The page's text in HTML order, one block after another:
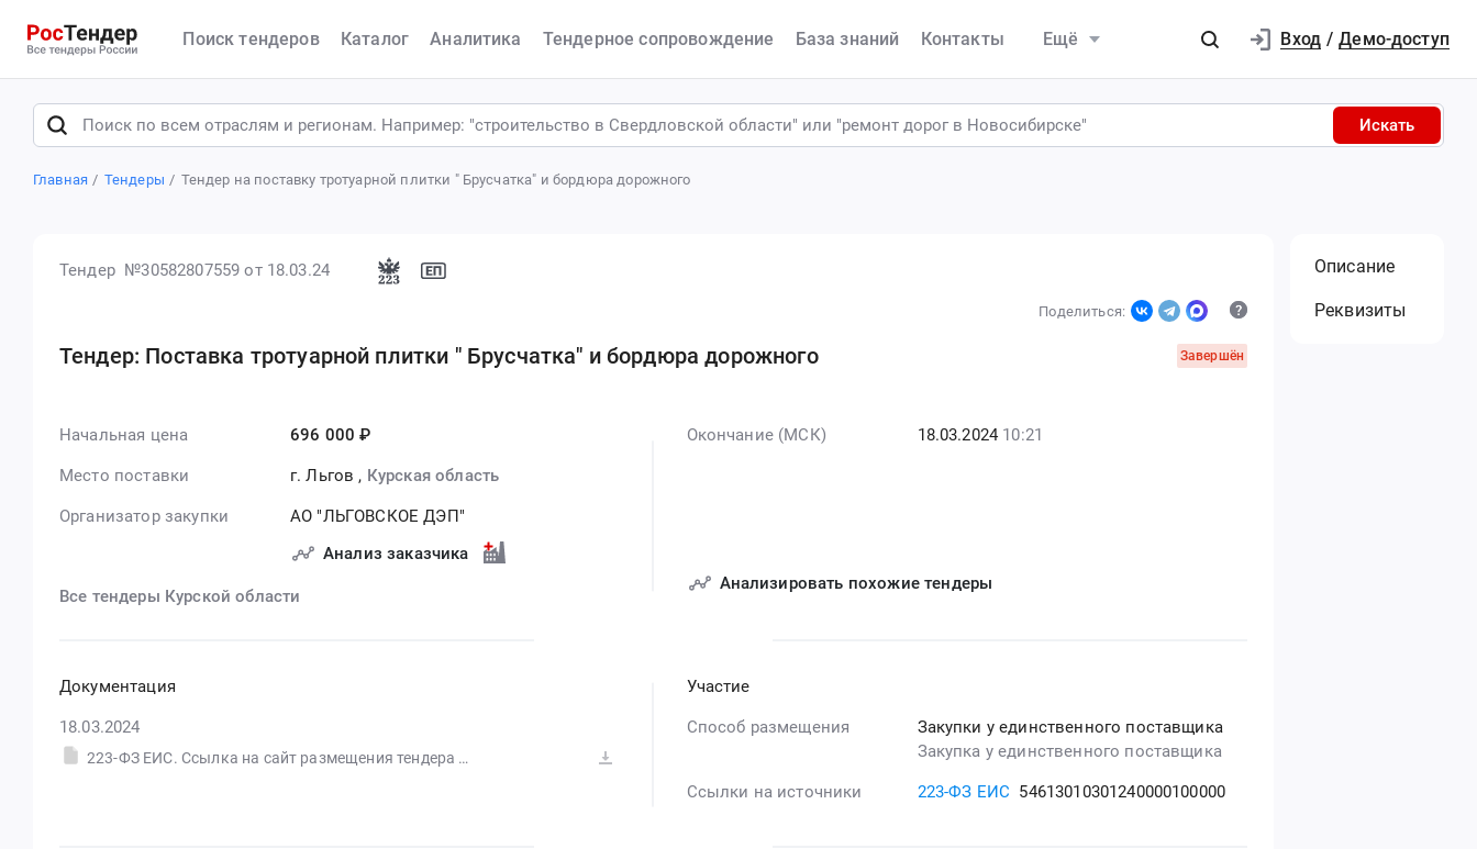
Поиск тендеров Каталог Аналитика Тендерное сопровождение База знаний Контакты Ещё Вход / Демо-доступ
Искать
Главная Тендеры Тендер на поставку тротуарной плитки " Брусчатка" и бордюра дорожного
Тендер №30582807559 от 18.03.24
Поделиться:
Тендер: Поставка тротуарной плитки " Брусчатка" и бордюра дорожного Завершён
Начальная цена 696 000 ₽
Место поставки г. Льгов , Курская область
Организатор закупки
АО "ЛЬГОВСКОЕ ДЭП"
Анализ заказчика
Все тендеры Курской области
Окончание (МСК) 18.03.2024 10:21
Анализировать похожие тендеры
Документация
18.03.2024
223-ФЗ ЕИС. Ссылка на сайт размещения тендера #30582807559.doc
Участие
Способ размещения
Закупки у единственного поставщика
Закупка у единственного поставщика
Ссылки на источники 223-ФЗ ЕИС 54613010301240000100000
Описание
Реквизиты